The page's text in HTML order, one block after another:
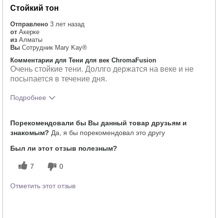
Стойкий тон
Отправлено 3 лет назад
от Акерке
из Алматы
Вы Сотрудник Mary Kay®
Комментарии для Тени для век ChromaFusion
Очень стойкие тени. Доллго держатся на веке и не
посыпается в течение дня.
Подробнее
продукта?
Как отличается опыт использования
этого продукта от декоративной
Порекомендовали бы Вы данный товар друзьям и
знакомым? Да, я бы порекомендовал это другу
Был ли этот отзыв полезным?
7 0
Отметить этот отзыв